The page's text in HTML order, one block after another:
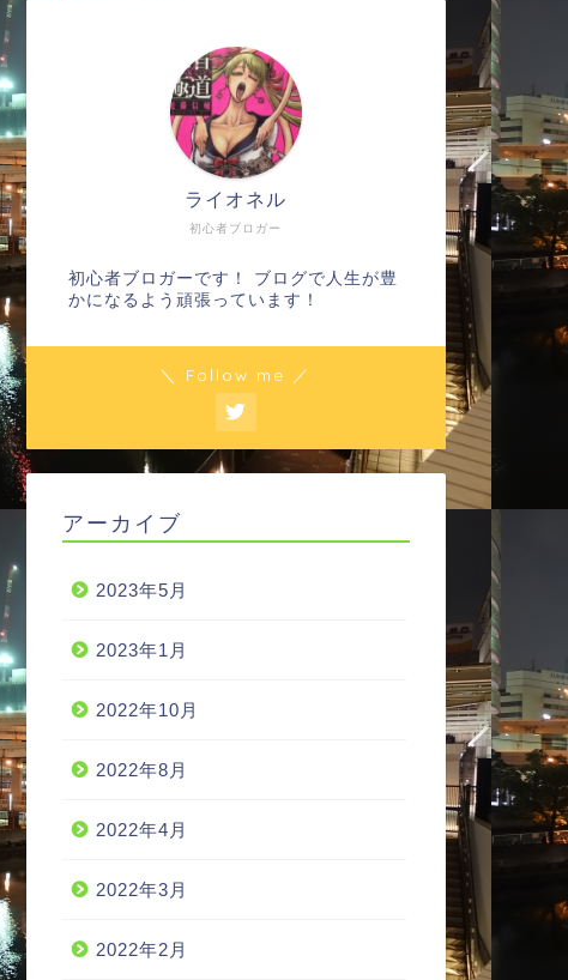
初心者ブロガー
ライオネル
初心者ブロガーです！ ブログで人生が豊
かになるよう頑張っています！
＼ Follow me ／
アーカイブ
2023年5月
2023年1月
2022年10月
2022年8月
2022年4月
2022年3月
2022年2月